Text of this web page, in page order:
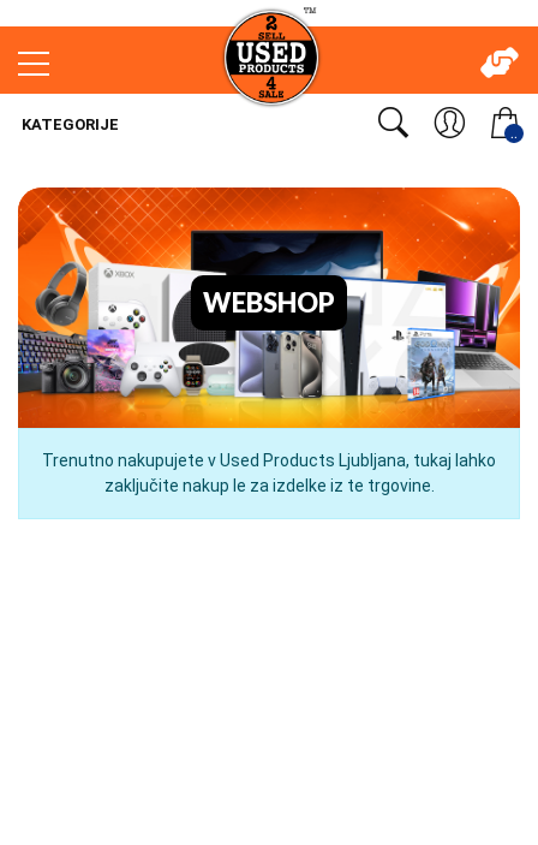
..
KATEGORIJE
WEBSHOP
Trenutno nakupujete v Used Products Ljubljana, tukaj lahko
zaključite nakup le za izdelke iz te trgovine.